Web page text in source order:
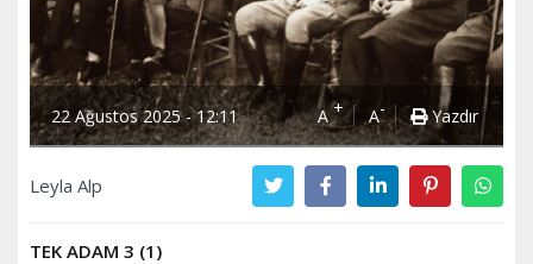
22 Ağustos 2025 - 12:11 A+ A- Yazdır
Leyla Alp
TEK ADAM 3 (1)